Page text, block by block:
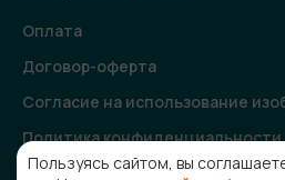
Оплата
Договор-оферта
Согласие на использование
Политика конфиденциальности
Согласие на получение
Пользуясь сайтом, вы